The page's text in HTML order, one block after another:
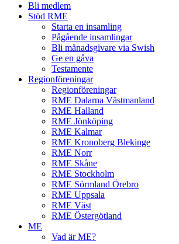
Bli medlem
Stöd RME
Starta en insamling
Pågående insamlingar
Bli månadsgivare via Swish
Ge en gåva
Testamente
Regionföreningar
Regionföreningar
RME Dalarna Västmanland
RME Halland
RME Jönköping
RME Kalmar
RME Kronoberg Blekinge
RME Norr
RME Skåne
RME Stockholm
RME Sörmland Örebro
RME Uppsala
RME Väst
RME Östergötland
ME
Vad är ME?